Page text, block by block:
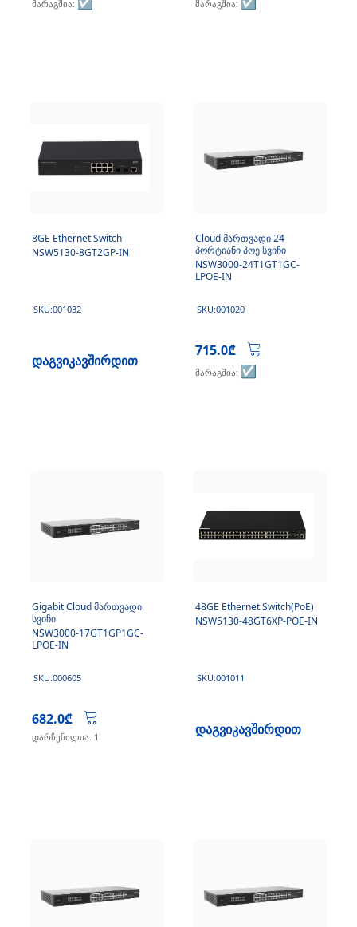
მარაგშია: მარაგშია:
8GE Ethernet Switch
NSW5130-8GT2GP-IN
SKU:001032
დაგვიკავშირდით
Cloud მართვადი 24
პორტიანი პოე სვიჩი
NSW3000-24T1GT1GC-
LPOE-IN
SKU:001020
715.0₾
მარაგშია: ☑️
Gigabit Cloud მართვადი
სვიჩი
NSW3000-17GT1GP1GC-
LPOE-IN
SKU:000605
682.0₾
დარჩენილია: 1
48GE Ethernet Switch(PoE)
NSW5130-48GT6XP-POE-IN
SKU:001011
დაგვიკავშირდით